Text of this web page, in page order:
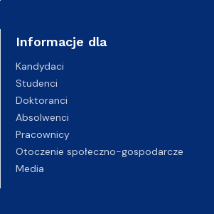
Informacje dla
Kandydaci
Studenci
Doktoranci
Absolwenci
Pracownicy
Otoczenie społeczno-gospodarcze
Media